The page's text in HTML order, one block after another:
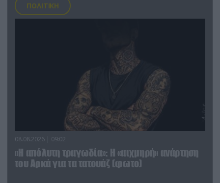
ΠΟΛΙΤΙΚΗ
08.08.2026 | 09:02
«Η απόλυτη τραγωδία»: Η «αιχμηρή» ανάρτηση
του Αρκά για τα τατουάζ (φωτο)